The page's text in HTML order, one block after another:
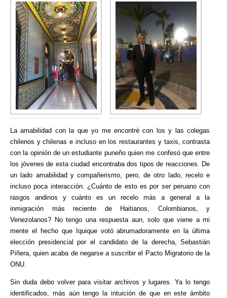
La amabilidad con la que yo me encontré con los y las colegas
chilenos y chilenas e incluso en los restaurantes y taxis, contrasta
con la opinión de un estudiante puneño quien me confesó que entre
los jóvenes de esta ciudad encontraba dos tipos de reacciones. De
un lado amabilidad y compañerismo, pero, de otro lado, recelo e
incluso poca interacción. ¿Cuánto de esto es por ser peruano con
rasgos andinos y cuánto es un recelo más a general a la
inmigración más reciente de Haitianos, Colombianos, y
Venezolanos? No tengo una respuesta aun, solo que viene a mi
mente el hecho que Iquique votó abrumadoramente en la última
elección presidencial por el candidato de la derecha, Sebastián
Piñera, quien acaba de negarse a suscribir el Pacto Migratorio de la
ONU.
Sin duda debo volver para visitar archivos y lugares. Ya lo tengo
identificados, más aún tengo la intuición de que en este ámbito